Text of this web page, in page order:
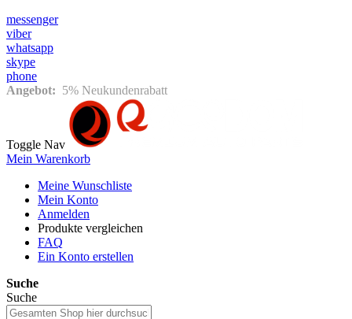
messenger
viber
whatsapp
skype
phone
Angebot: 5% Neukundenrabatt
Toggle Nav
Mein Warenkorb
Meine Wunschliste
Mein Konto
Anmelden
Produkte vergleichen
FAQ
Ein Konto erstellen
Suche
Suche